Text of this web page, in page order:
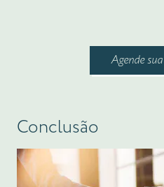
Agende
Conclusão